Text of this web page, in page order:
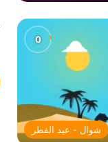
شوال - عيد الفطر